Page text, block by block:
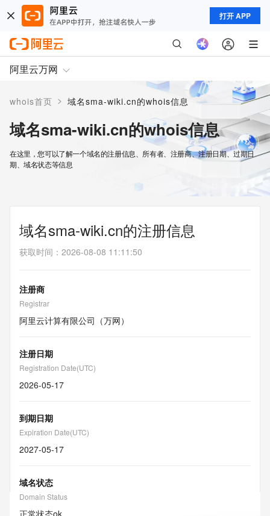
打开 APP
阿里云万网
whois首页 > 域名sma-wiki.cn的whois信息
域名sma-wiki.cn的whois信息
在这里，您可以了解一个域名的注册信息、所有者、注册商、注册日期、过期日
期、域名状态等信息
域名sma-wiki.cn的注册信息
获取时间 ： 2026-08-08 11:11:50
注册商
Registrar
阿里云计算有限公司（万网）
注册日期
Registration Date(UTC)
2026-05-17
到期日期
Expiration Date(UTC)
2027-05-17
域名状态
Domain Status
正常状态ok